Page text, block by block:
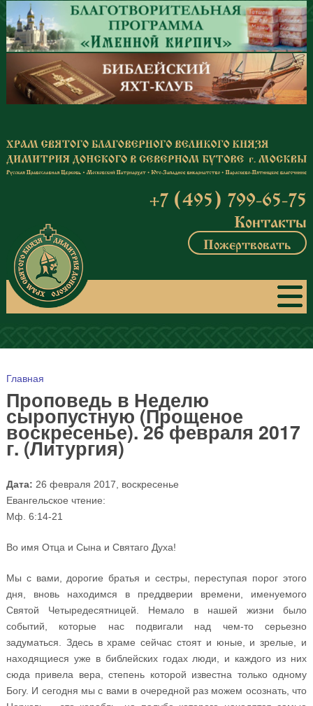
Перейти к основному содержанию
+7 (495) 799-65-75
Контакты
Пожертвовать
Вы здесь
Главная
Проповедь в Неделю
сыропустную (Прощеное
воскресенье). 26 февраля 2017
г. (Литургия)
Дата: 26 февраля 2017, воскресенье
Евангельское чтение:
Мф. 6:14-21
Во имя Отца и Сына и Святаго Духа!
Мы с вами, дорогие братья и сестры, переступая порог этого
дня, вновь находимся в преддверии времени, именуемого
Святой Четыредесятницей. Немало в нашей жизни было
событий, которые нас подвигали над чем-то серьезно
задуматься. Здесь в храме сейчас стоят и юные, и зрелые, и
находящиеся уже в библейских годах люди, и каждого из них
сюда привела вера, степень которой известна только одному
Богу. И сегодня мы с вами в очередной раз можем осознать, что